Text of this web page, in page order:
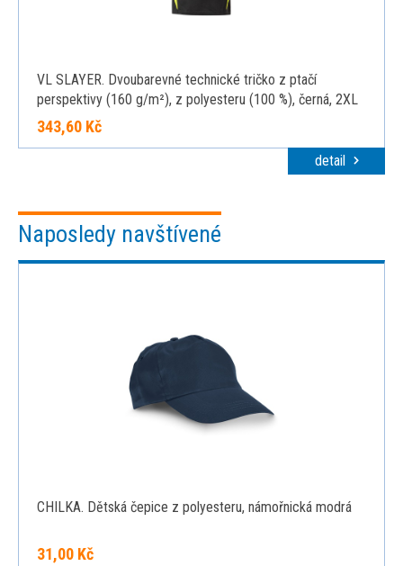
VL SLAYER. Dvoubarevné technické tričko z ptačí
perspektivy (160 g/m²), z polyesteru (100 %), černá, 2XL
343,60 Kč
detail
Naposledy navštívené
CHILKA. Dětská čepice z polyesteru, námořnická modrá
31,00 Kč